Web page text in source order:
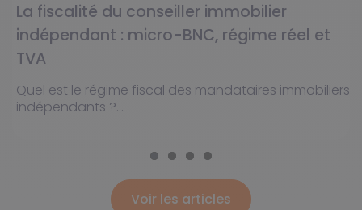
La fiscalité du conseiller immobilier
indépendant : micro-BNC, régime réel et
TVA
Quel est le régime fiscal des mandataires immobiliers
indépendants ?...
Voir les articles